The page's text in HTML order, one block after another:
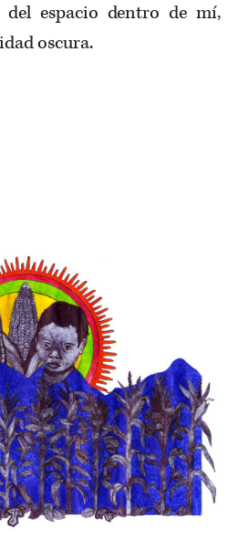
espacio dentro de mí,
oscura.